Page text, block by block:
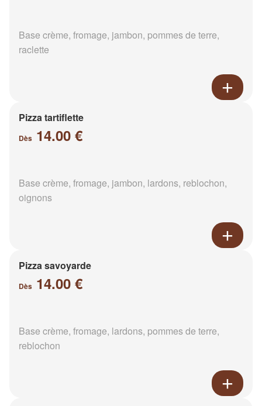
Base crème, fromage, jambon, pommes de terre,
raclette
Pizza tartiflette
Dès 14.00 €
Base crème, fromage, jambon, lardons, reblochon,
oignons
Pizza savoyarde
Dès 14.00 €
Base crème, fromage, lardons, pommes de terre,
reblochon